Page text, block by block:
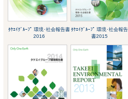
ﾀｹｴｲｸﾞﾙｰﾌﾟ 環境･社会報告書
2016
ﾀｹｴｲｸﾞﾙｰﾌﾟ 環境･社会報告
書2015